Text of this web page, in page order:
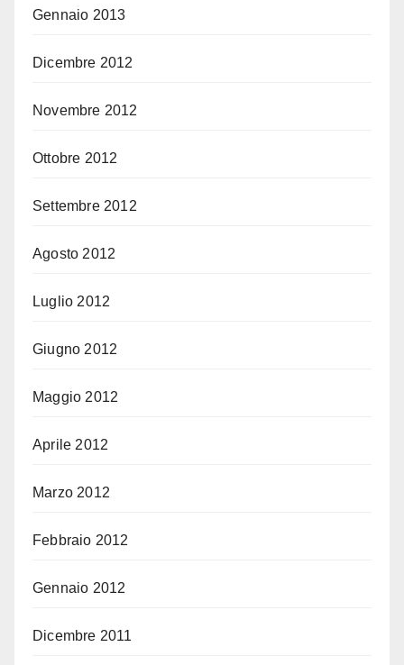
Gennaio 2013
Dicembre 2012
Novembre 2012
Ottobre 2012
Settembre 2012
Agosto 2012
Luglio 2012
Giugno 2012
Maggio 2012
Aprile 2012
Marzo 2012
Febbraio 2012
Gennaio 2012
Dicembre 2011